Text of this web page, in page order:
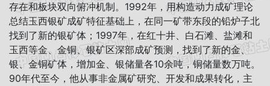
存在和板块双向俯冲机制。1992年，用构造动力成矿理论
总结玉西银矿成矿特征基础上，在同一矿带东段的铅炉子北
找到了新的银矿体；1997年，在红十井、白石滩、盐滩和
玉西等金、金铜、银矿区深部成矿预测，找到了新的金、
银、金铜矿体，增加金、银储量各10余吨，铜储量数万吨。
90年代至今，他从事非金属矿研究、开发和成果转化，主